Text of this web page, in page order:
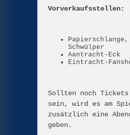
Vorverkaufsstellen:
Papierschlange,
Schwülper
Aantracht-Eck
Eintracht-
Sollten noch
sein, wird es am
zusätzlich eine
geben.